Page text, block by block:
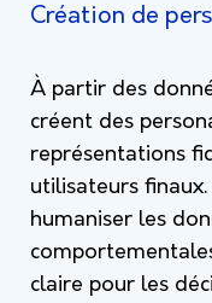
Création de
À partir des
créent des
représentations
utilisateurs finaux.
humaniser les
claire pour les